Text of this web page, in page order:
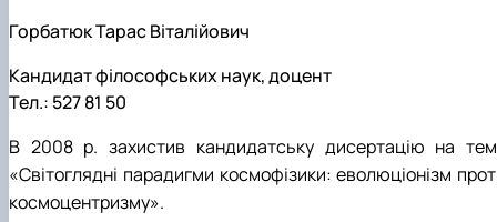
Горбатюк Тарас Віталійович
Кандидат філософських наук, доцент
Тел.: 527 81 50
В 2008 р. захистив кандидатську дисертацію на
«Світоглядні парадигми космофізики: еволюціонізм
космоцентризму».